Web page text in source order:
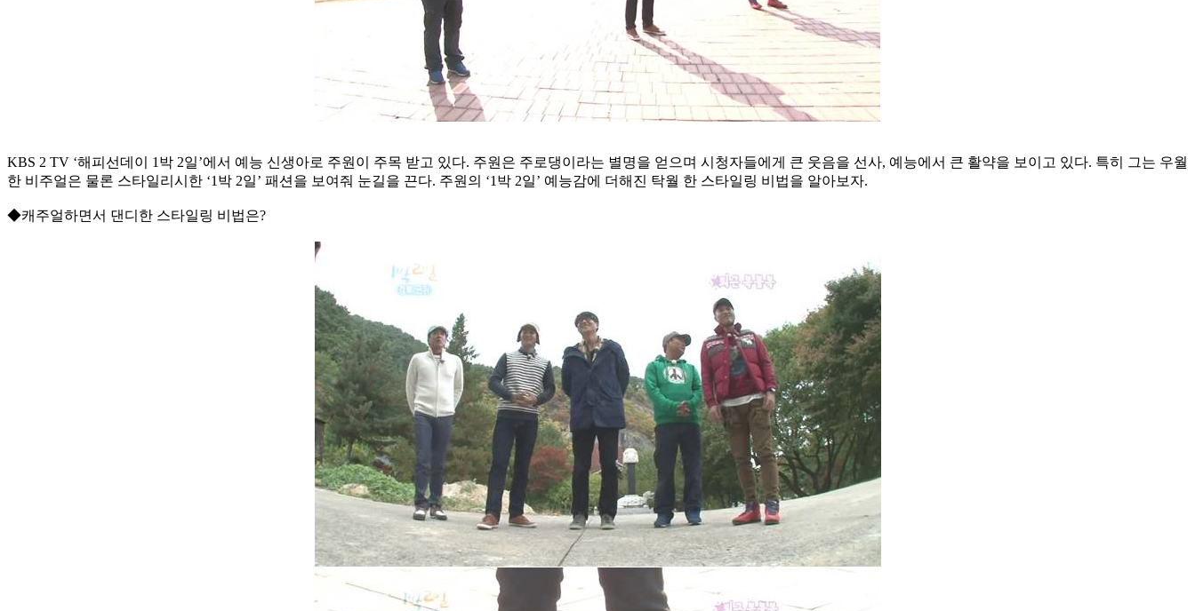
KBS 2 TV ‘해피선데이 1박 2일’에서 예능 신생아로 주원이 주목 받고 있다. 주원은 주로댕이라는 별명을 얻으며 시청자들에게 큰 웃음을 선사, 예능에서 큰 활약을 보이고 있다. 특히 그는 우월
한 비주얼은 물론 스타일리시한 ‘1박 2일’ 패션을 보여줘 눈길을 끈다. 주원의 ‘1박 2일’ 예능감에 더해진 탁월 한 스타일링 비법을 알아보자.
◆캐주얼하면서 댄디한 스타일링 비법은?